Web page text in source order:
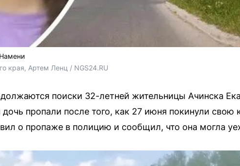
края, Артем Ленц / NGS24.RU
поиски 32-летней жительницы Ачинска
пропали после того, как 27 июня покинули свою
о пропаже в полицию и сообщил, что она могла